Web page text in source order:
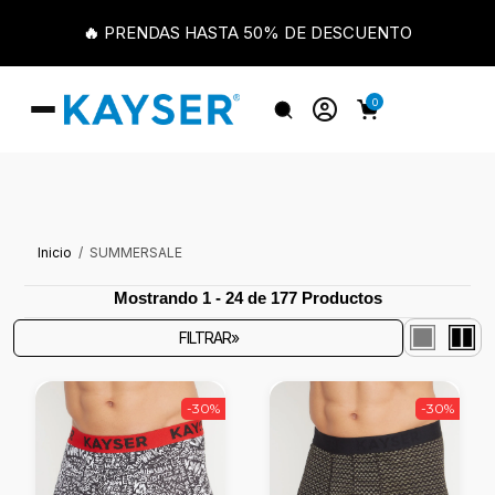
🔥 PRENDAS HASTA 50% DE DESCUENTO
0
Inicio SUMMERSALE
Mostrando 1 - 24 de 177 Productos
FILTRAR»
-30% -30%